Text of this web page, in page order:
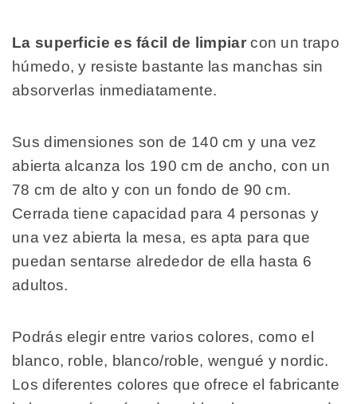
La superficie es fácil de limpiarcon un trapo
húmedo, y resiste bastante las manchas sin
absorverlas inmediatamente.
Sus dimensiones son de 140 cm y una vez
abierta alcanza los 190 cm de ancho, con un
78 cm de alto y con un fondo de 90 cm.
Cerrada tiene capacidad para 4 personas y
una vez abierta la mesa, es apta para que
puedan sentarse alrededor de ella hasta 6
adultos.
Podrás elegir entre varios colores, como el
blanco, roble, blanco/roble, wengué y nordic.
Los diferentes colores que ofrece el fabricante